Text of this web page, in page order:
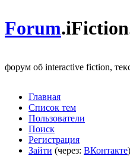
Forum.
форум об interactive fiction,
Главная
Список тем
Пользователи
Поиск
Регистрация
Зайти (через: ВКонтакте)